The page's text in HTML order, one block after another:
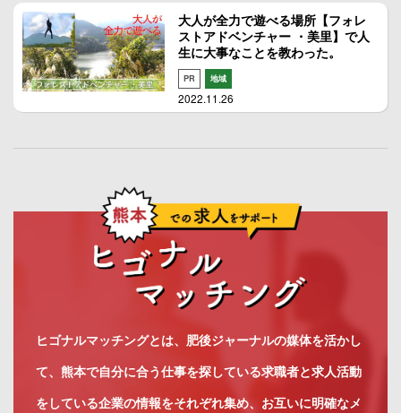
大人が全力で遊べる場所【フォレ
ストアドベンチャー ・美里】で人
生に大事なことを教わった。
PR 地域
2022.11.26
ヒゴナルマッチングとは、肥後ジャーナルの媒体を活かし
て、熊本で自分に合う仕事を探している求職者と求人活動
をしている企業の情報をそれぞれ集め、お互いに明確なメ